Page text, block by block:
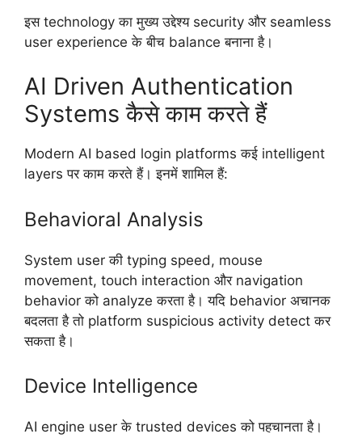
इस technology का मुख्य उद्देश्य security और seamless
user experience के बीच balance बनाना है।
AI Driven Authentication
Systems कैसे काम करते हैं
Modern AI based login platforms कई intelligent
layers पर काम करते हैं। इनमें शामिल हैं:
Behavioral Analysis
System user की typing speed, mouse
movement, touch interaction और navigation
behavior को analyze करता है। यदि behavior अचानक
बदलता है तो platform suspicious activity detect कर
सकता है।
Device Intelligence
AI engine user के trusted devices को पहचानता है।